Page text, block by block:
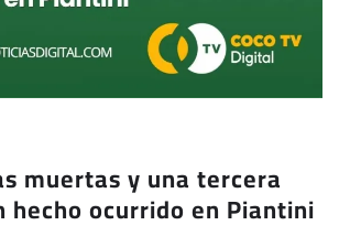
muertas y una tercera
hecho ocurrido en Piantini